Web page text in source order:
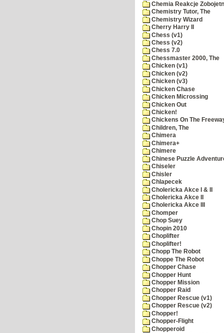
Chemia Reakcje
Chemistry Tutor, The
Chemistry Wizard
Cherry Harry II
Chess (v1)
Chess (v2)
Chess 7.0
Chessmaster 2000, The
Chicken (v1)
Chicken (v2)
Chicken (v3)
Chicken Chase
Chicken Microssing
Chicken Out
Chicken!
Chickens On The
Children, The
Chimera
Chimera+
Chimere
Chinese Puzzle
Chiseler
Chisler
Chlapecek
Cholericka Akce I & II
Cholericka Akce II
Cholericka Akce III
Chomper
Chop Suey
Chopin 2010
Choplifter
Choplifter!
Chopp The Robot
Choppe The Robot
Chopper Chase
Chopper Hunt
Chopper Mission
Chopper Raid
Chopper Rescue (v1)
Chopper Rescue (v2)
Chopper!
Chopper-Flight
Chopperoid